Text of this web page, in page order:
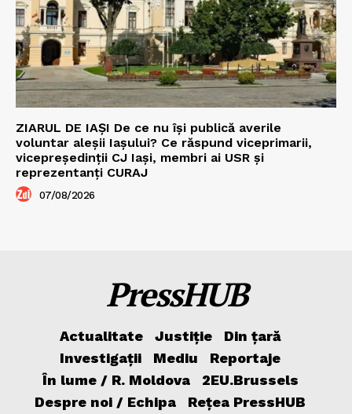
ZIARUL DE IAȘI De ce nu își publică averile
voluntar aleșii Iașului? Ce răspund viceprimarii,
vicepreședinții CJ Iași, membri ai USR și
reprezentanți CURAJ
07/08/2026
PressHUB
Actualitate Justiție
Din țară
Investigații
Mediu
Reportaje
În lume / R. Moldova
2EU.Brussels
Despre noi / Echipa
Rețea PressHUB